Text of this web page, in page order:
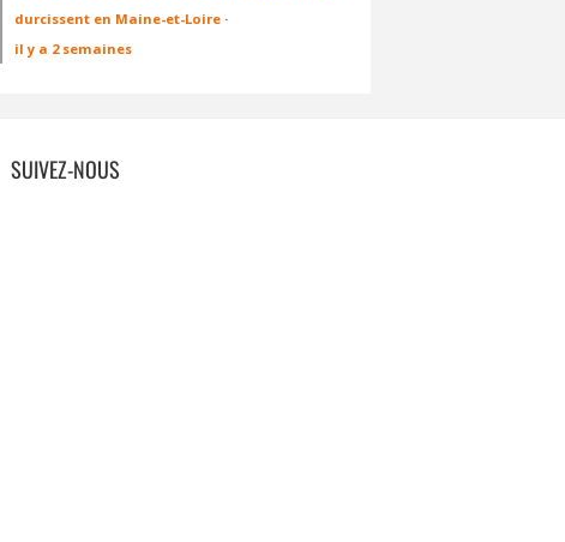
durcissent en Maine-et-Loire ·
il y a 2 semaines
SUIVEZ-NOUS